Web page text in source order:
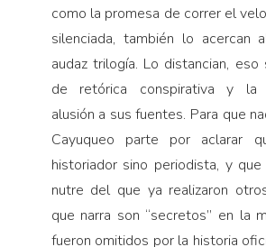
como la promesa de correr el
silenciada, también lo acercan
audaz trilogía. Lo distancian, eso
de retórica conspirativa y la
alusión a sus fuentes. Para que
Cayuqueo parte por aclarar
historiador sino periodista, y
nutre del que ya realizaron
que narra son “secretos” en la
fueron omitidos por la historia